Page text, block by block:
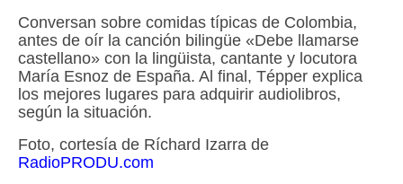
Conversan sobre comidas típicas de Colombia,
antes de oír la canción bilingüe «Debe llamarse
castellano» con la lingüista, cantante y locutora
María Esnoz de España. Al final, Tépper explica
los mejores lugares para adquirir audiolibros,
según la situación.
Foto, cortesía de Ríchard Izarra de
RadioPRODU.com